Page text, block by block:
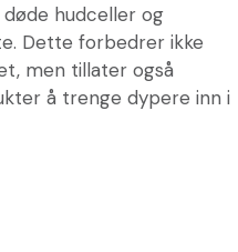
hudceller og
Dette forbedrer ikke
men tillater også
å trenge dypere inn i